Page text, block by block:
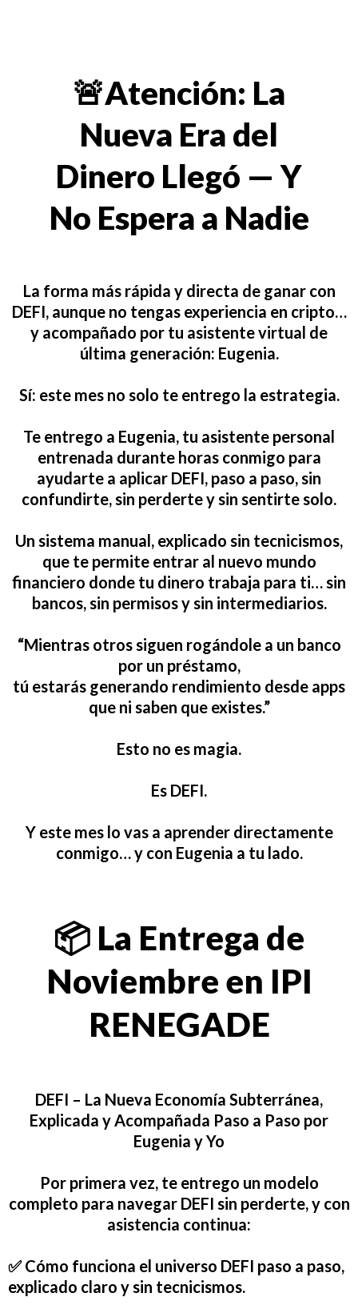
🚨Atención: La
Nueva Era del
Dinero Llegó — Y
No Espera a Nadie
La forma más rápida y directa de ganar con
DEFI, aunque no tengas experiencia en cripto…
y acompañado por tu asistente virtual de
última generación: Eugenia.
Sí: este mes no solo te entrego la estrategia.
Te entrego a Eugenia, tu asistente personal
entrenada durante horas conmigo para
ayudarte a aplicar DEFI, paso a paso, sin
confundirte, sin perderte y sin sentirte solo.
Un sistema manual, explicado sin tecnicismos,
que te permite entrar al nuevo mundo
financiero donde tu dinero trabaja para ti… sin
bancos, sin permisos y sin intermediarios.
“Mientras otros siguen rogándole a un banco
por un préstamo,
tú estarás generando rendimiento desde apps
que ni saben que existes.”
Esto no es magia.
Es DEFI.
Y este mes lo vas a aprender directamente
conmigo… y con Eugenia a tu lado.
📦 La Entrega de
Noviembre en IPI
RENEGADE
DEFI – La Nueva Economía Subterránea,
Explicada y Acompañada Paso a Paso por
Eugenia y Yo
Por primera vez, te entrego un modelo
completo para navegar DEFI sin perderte, y con
asistencia continua:
✅ Cómo funciona el universo DEFI paso a paso,
explicado claro y sin tecnicismos.